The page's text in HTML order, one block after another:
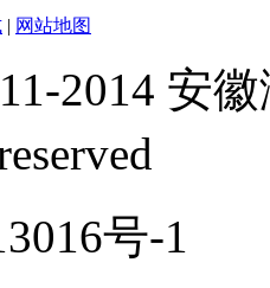
| 网站地图
2014 安
号